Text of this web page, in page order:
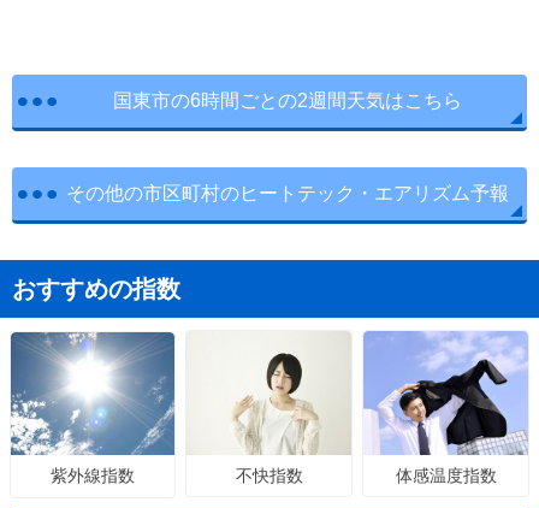
国東市の6時間ごとの2週間天気はこちら
その他の市区町村のヒートテック・エアリズム予報
おすすめの指数
紫外線指数 不快指数 体感温度指数